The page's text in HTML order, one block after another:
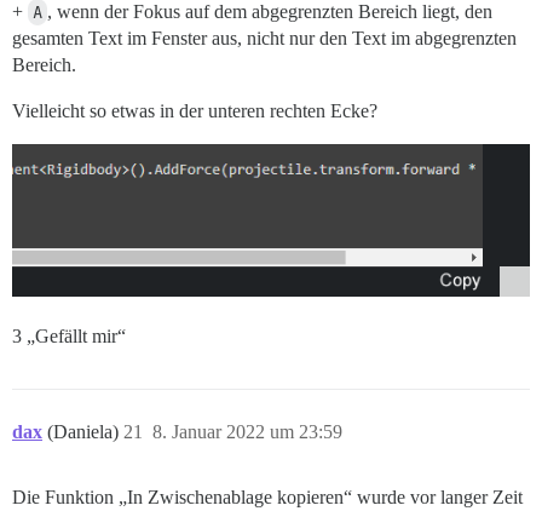
+ A , wenn der Fokus auf dem abgegrenzten Bereich liegt, den
gesamten Text im Fenster aus, nicht nur den Text im abgegrenzten
Bereich.
Vielleicht so etwas in der unteren rechten Ecke?
3 „Gefällt mir“
dax (Daniela) 8. Januar 2022 um 23:59
21
Die Funktion „In Zwischenablage kopieren“ wurde vor langer Zeit